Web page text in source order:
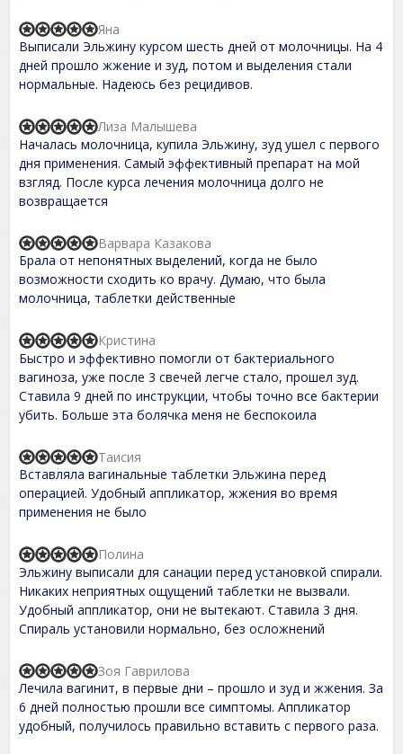
0
o
u
t
o
f
R
a
t
e
d
,
0
o
u
t
o
f
Выписали Эльжину курсом шесть дней от молочницы. На 4
дней прошло жжение и зуд, потом и выделения стали
нормальные. Надеюсь без рецидивов.
Яна
R
a
t
d
5
0
o
u
t
f
Началась молочница, купила Эльжину, зуд ушел с первого
дня применения. Самый эффективный препарат на мой
взгляд. После курса лечения молочница долго не
возвращается
Лиза Малышева
R
a
t
e
d
,
0
o
u
t
o
Брала от непонятных выделений, когда не было
возможности сходить ко врачу. Думаю, что была
молочница, таблетки действенные
Варвара Казакова
R
a
t
d
5
0
o
u
t
o
f
Быстро и эффективно помогли от бактериального
вагиноза, уже после 3 свечей легче стало, прошел зуд.
Ставила 9 дней по инструкции, чтобы точно все бактерии
убить. Больше эта болячка меня не беспокоила
Кристина
R
a
t
e
d
,
0
o
u
t
o
f
Вставляла вагинальные таблетки Эльжина перед
операцией. Удобный аппликатор, жжения во время
применения не было
Таисия
R
a
t
d
5
0
o
u
t
f
Эльжину выписали для санации перед установкой спирали.
Никаких неприятных ощущений таблетки не вызвали.
Удобный аппликатор, они не вытекают. Ставила 3 дня.
Спираль установили нормально, без осложнений
Полина
R
a
t
e
d
Лечила вагинит, в первые дни – прошло и зуд и жжения. За
6 дней полностью прошли все симптомы. Аппликатор
удобный, получилось правильно вставить с первого раза.
Зоя Гаврилова